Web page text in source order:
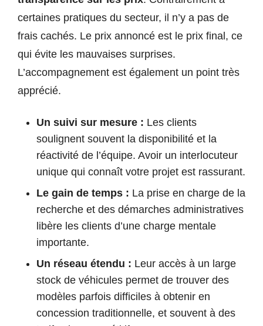
certaines pratiques du secteur, il n’y a pas de
frais cachés. Le prix annoncé est le prix final, ce
qui évite les mauvaises surprises.
L’accompagnement est également un point très
apprécié.
Un suivi sur mesure : Les clients
soulignent souvent la disponibilité et la
réactivité de l’équipe. Avoir un interlocuteur
unique qui connaît votre projet est rassurant.
Le gain de temps : La prise en charge de la
recherche et des démarches administratives
libère les clients d’une charge mentale
importante.
Un réseau étendu : Leur accès à un large
stock de véhicules permet de trouver des
modèles parfois difficiles à obtenir en
concession traditionnelle, et souvent à des